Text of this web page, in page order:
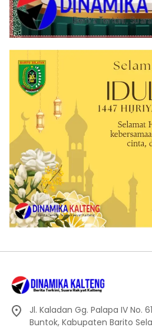
Jl. Kaladan Gg. Palapa IV No.
Buntok, Kabupaten Barito